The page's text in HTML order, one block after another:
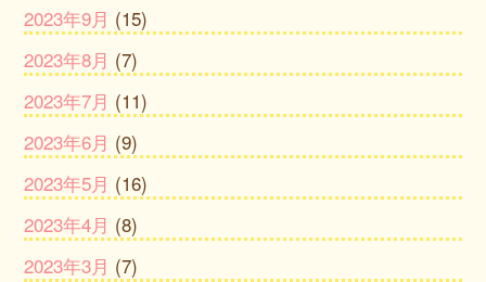
2023年9月 (15)
2023年8月 (7)
2023年7月 (11)
2023年6月 (9)
2023年5月 (16)
2023年4月 (8)
2023年3月 (7)